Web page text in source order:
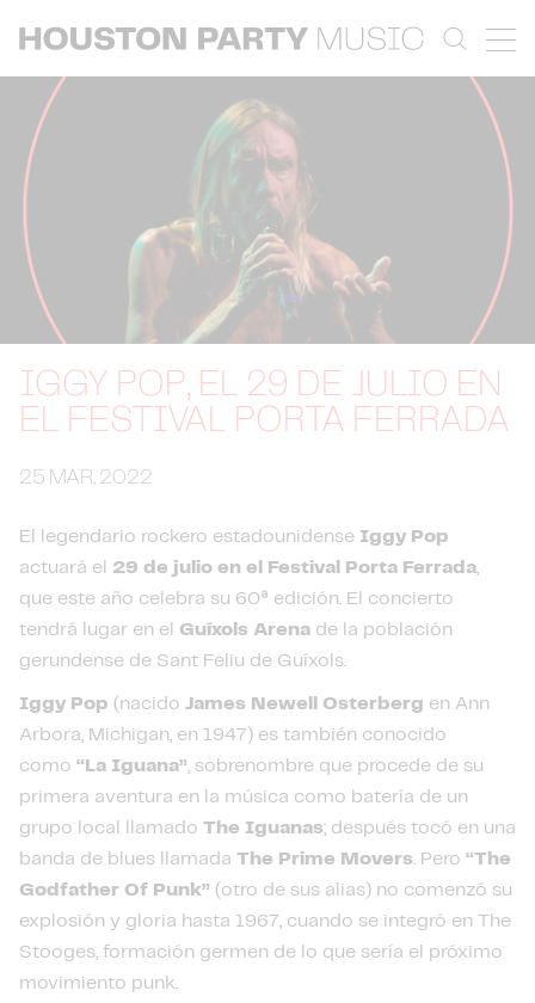
IGGY POP, EL 29 DE JULIO EN
EL FESTIVAL PORTA FERRADA
25 MAR. 2022
El legendario rockero estadounidense Iggy Pop
actuará el 29 de julio en el Festival Porta Ferrada,
que este año celebra su 60ª edición. El concierto
tendrá lugar en el Guíxols Arena de la población
gerundense de Sant Feliu de Guíxols.
Iggy Pop (nacido James Newell Osterberg en Ann
Arbora, Michigan, en 1947) es también conocido
como “La Iguana”, sobrenombre que procede de su
primera aventura en la música como batería de un
grupo local llamado The Iguanas; después tocó en una
banda de blues llamada The Prime Movers. Pero “The
Godfather Of Punk” (otro de sus alias) no comenzó su
explosión y gloria hasta 1967, cuando se integró en The
Stooges, formación germen de lo que sería el próximo
movimiento punk.